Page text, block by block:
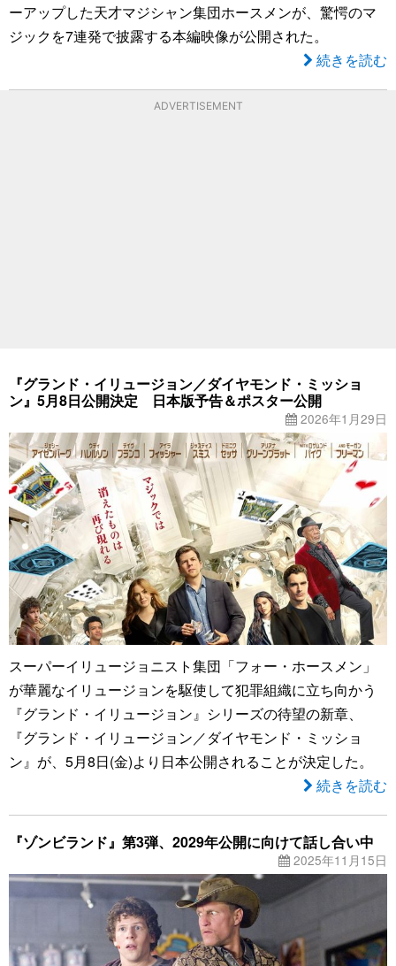
ーアップした天才マジシャン集団ホースメンが、驚愕のマ
ジックを7連発で披露する本編映像が公開された。
続きを読む
ADVERTISEMENT
『グランド・イリュージョン／ダイヤモンド・ミッショ
ン』5月8日公開決定 日本版予告＆ポスター公開
2026年1月29日
スーパーイリュージョニスト集団「フォー・ホースメン」
が華麗なイリュージョンを駆使して犯罪組織に立ち向かう
『グランド・イリュージョン』シリーズの待望の新章、
『グランド・イリュージョン／ダイヤモンド・ミッショ
ン』が、5月8日(金)より日本公開されることが決定した。
続きを読む
『ゾンビランド』第3弾、2029年公開に向けて話し合い中
2025年11月15日